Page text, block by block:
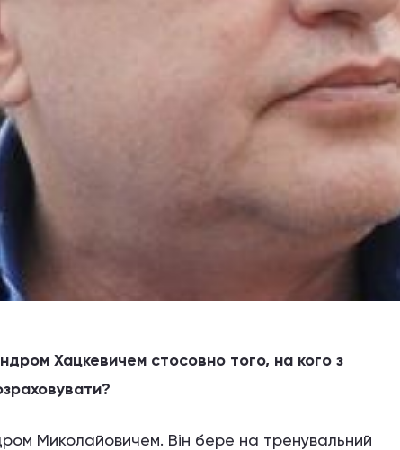
Хацкевичем стосовно того, на кого з
Миколайовичем. Він бере на тренувальний